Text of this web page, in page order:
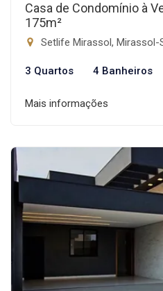
Casa de Condomínio à
175m²
Setlife Mirassol, Mirassol-
3 Quartos 4 Banheiros
Mais informações